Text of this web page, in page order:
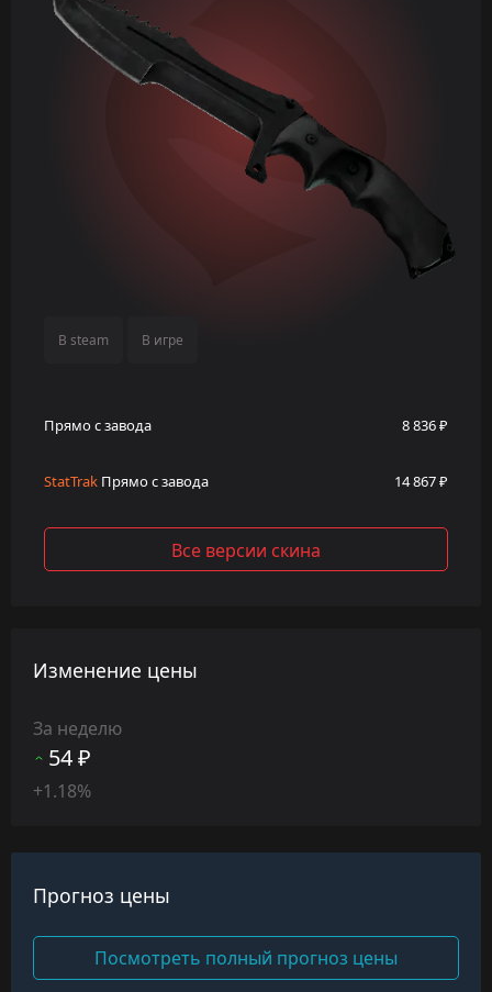
В steam В игре
Прямо с завода 8 836 ₽
StatTrak Прямо с завода 14 867 ₽
Все версии скина
Изменение цены
За неделю
54 ₽
+1.18%
Прогноз цены
Посмотреть полный прогноз цены